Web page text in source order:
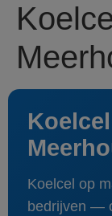
Koelcel op
bedrijven —